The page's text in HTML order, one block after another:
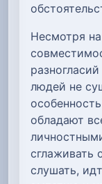
Несмотря
людей не
обладают
сглаживать
слушать,